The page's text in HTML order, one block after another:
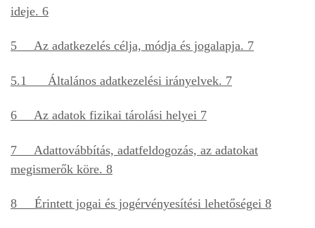
ideje. 6
5 Az adatkezelés célja, módja és jogalapja. 7
5.1 Általános adatkezelési irányelvek. 7
6 Az adatok fizikai tárolási helyei 7
7 Adattovábbítás, adatfeldogozás, az adatokat
megismerők köre. 8
8 Érintett jogai és jogérvényesítési lehetőségei 8